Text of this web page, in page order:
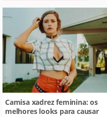
Camisa xadrez feminina: os
melhores looks para causar